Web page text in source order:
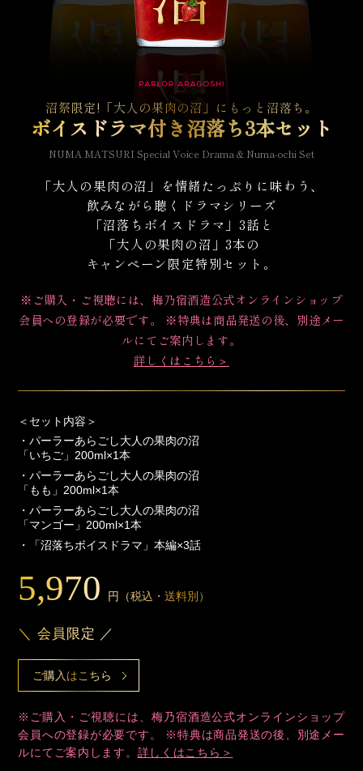
沼祭限定!「大人の果肉の沼」にもっと沼落ち。​
ボイスドラマ付き沼落ち3本セット
NUMA MATSURI Special Voice Drama & Numa-ochi Set
「大人の果肉の沼」を情緒たっぷりに味わう、
飲みながら聴くドラマシリーズ
「沼落ちボイスドラマ」3話と
「大人の果肉の沼」3本の
キャンペーン限定特別セット。
※ご購入・ご視聴には、梅乃宿酒造公式オンラインショップ
会員への登録が必要です。 ※特典は商品発送の後、別途メー
ルにてご案内します。
詳しくはこちら＞
＜セット内容＞
・パーラーあらごし大人の果肉の沼
「いちご」200ml×1本
・パーラーあらごし大人の果肉の沼
「もも」200ml×1本
・パーラーあらごし大人の果肉の沼
「マンゴー」200ml×1本
・「沼落ちボイスドラマ」本編×3話
5,970 円（税込・送料別）
＼ 会員限定 ／
ご購入はこちら
※ご購入・ご視聴には、梅乃宿酒造公式オンラインショップ
会員への登録が必要です。 ※特典は商品発送の後、別途メー
ルにてご案内します。 詳しくはこちら＞